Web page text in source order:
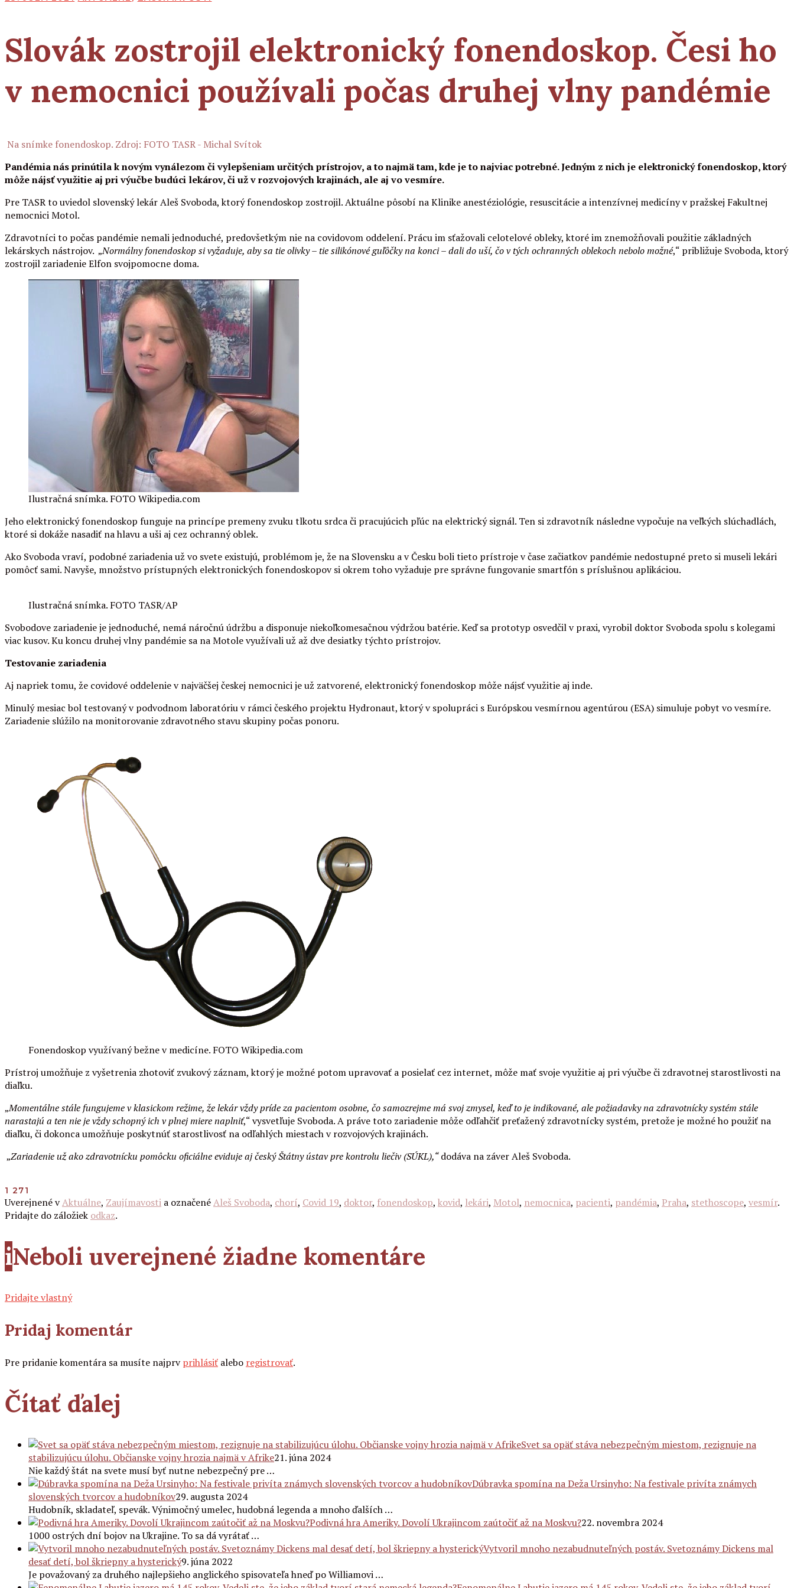
Slovák zostrojil elektronický fonendoskop. Česi ho
v nemocnici používali počas druhej vlny pandémie
Na snímke fonendoskop. Zdroj: FOTO TASR - Michal Svítok
Pandémia nás prinútila k novým vynálezom či vylepšeniam určitých prístrojov, a to najmä tam, kde je to najviac potrebné. Jedným z nich je elektronický fonendoskop, ktorý
môže nájsť využitie aj pri výučbe budúci lekárov, či už v rozvojových krajinách, ale aj vo vesmíre.
Pre TASR to uviedol slovenský lekár Aleš Svoboda, ktorý fonendoskop zostrojil. Aktuálne pôsobí na Klinike anestéziológie, resuscitácie a intenzívnej medicíny v pražskej Fakultnej
nemocnici Motol.
Zdravotníci to počas pandémie nemali jednoduché, predovšetkým nie na covidovom oddelení. Prácu im sťažovali celotelové obleky, ktoré im znemožňovali použitie základných
lekárskych nástrojov. „Normálny fonendoskop si vyžaduje, aby sa tie olivky – tie silikónové guľôčky na konci – dali do uší, čo v tých ochranných oblekoch nebolo možné,“ približuje Svoboda, ktorý
zostrojil zariadenie Elfon svojpomocne doma.
Ilustračná snímka. FOTO Wikipedia.com
Jeho elektronický fonendoskop funguje na princípe premeny zvuku tlkotu srdca či pracujúcich pľúc na elektrický signál. Ten si zdravotník následne vypočuje na veľkých slúchadlách,
ktoré si dokáže nasadiť na hlavu a uši aj cez ochranný oblek.
Ako Svoboda vraví, podobné zariadenia už vo svete existujú, problémom je, že na Slovensku a v Česku boli tieto prístroje v čase začiatkov pandémie nedostupné preto si museli lekári
pomôcť sami. Navyše, množstvo prístupných elektronických fonendoskopov si okrem toho vyžaduje pre správne fungovanie smartfón s príslušnou aplikáciou.
Ilustračná snímka. FOTO TASR/AP
Svobodove zariadenie je jednoduché, nemá náročnú údržbu a disponuje niekoľkomesačnou výdržou batérie. Keď sa prototyp osvedčil v praxi, vyrobil doktor Svoboda spolu s kolegami
viac kusov. Ku koncu druhej vlny pandémie sa na Motole využívali už až dve desiatky týchto prístrojov.
Testovanie zariadenia
Aj napriek tomu, že covidové oddelenie v najväčšej českej nemocnici je už zatvorené, elektronický fonendoskop môže nájsť využitie aj inde.
Minulý mesiac bol testovaný v podvodnom laboratóriu v rámci českého projektu Hydronaut, ktorý v spolupráci s Európskou vesmírnou agentúrou (ESA) simuluje pobyt vo vesmíre.
Zariadenie slúžilo na monitorovanie zdravotného stavu skupiny počas ponoru.
Fonendoskop využívaný bežne v medicíne. FOTO Wikipedia.com
Prístroj umožňuje z vyšetrenia zhotoviť zvukový záznam, ktorý je možné potom upravovať a posielať cez internet, môže mať svoje využitie aj pri výučbe či zdravotnej starostlivosti na
diaľku.
„Momentálne stále fungujeme v klasickom režime, že lekár vždy príde za pacientom osobne, čo samozrejme má svoj zmysel, keď to je indikované, ale požiadavky na zdravotnícky systém stále
narastajú a ten nie je vždy schopný ich v plnej miere naplniť,“ vysvetľuje Svoboda. A práve toto zariadenie môže odľahčiť preťažený zdravotnícky systém, pretože je možné ho použiť na
diaľku, či dokonca umožňuje poskytnúť starostlivosť na odľahlých miestach v rozvojových krajinách.
„Zariadenie už ako zdravotnícku pomôcku oficiálne eviduje aj český Štátny ústav pre kontrolu liečiv (SÚKL),“dodáva na záver Aleš Svoboda.
1 271
Uverejnené vAktuálne, Zaujímavosti a označenéAleš Svoboda, chorí, Covid 19, doktor, fonendoskop, kovid, lekári, Motol, nemocnica, pacienti, pandémia, Praha, stethoscope, vesmír.
Pridajte do záložiek odkaz.
iNeboli uverejnené žiadne komentáre
Pridajte vlastný
Pridaj komentár
Pre pridanie komentára sa musíte najprvprihlásiť alebo registrovať.
Čítať ďalej
Svet sa opäť stáva nebezpečným miestom, rezignuje na
stabilizujúcu úlohu. Občianske vojny hrozia najmä v Afrike21. júna 2024
Nie každý štát na svete musí byť nutne nebezpečný pre …
Dúbravka spomína na Deža Ursinyho: Na festivale privíta známych
slovenských tvorcov a hudobníkov29. augusta 2024
Hudobník, skladateľ, spevák. Výnimočný umelec, hudobná legenda a mnoho ďalších …
Podivná hra Ameriky. Dovolí Ukrajincom zaútočiť až na Moskvu?22. novembra 2024
1000 ostrých dní bojov na Ukrajine. To sa dá vyrátať …
Vytvoril mnoho nezabudnuteľných postáv. Svetoznámy Dickens mal
desať detí, bol škriepny a hysterický9. júna 2022
Je považovaný za druhého najlepšieho anglického spisovateľa hneď po Williamovi …